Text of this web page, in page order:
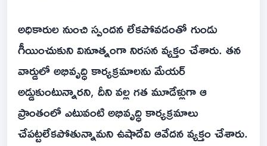
అధికారుల నుంచి స్పందన లేకపోవడంతో గుండు
గీయించుకుని వినూత్నంగా నిరసన వ్యక్తం చేశారు. తన
వార్డులో అభివృద్ధి కార్యక్రమాలను మేయర్
అడ్డుకుంటున్నారని, దీని వల్ల గత మూడేళ్లుగా ఆ
ప్రాంతంలో ఎటువంటి అభివృద్ధి కార్యక్రమాలు
చేపట్టలేకపోతున్నామని ఉషాదేవి ఆవేదన వ్యక్తం చేశారు.